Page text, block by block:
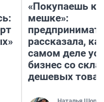
«Покупаешь
мешке»:
рассказала,
самом деле
бизнес со
дешевых